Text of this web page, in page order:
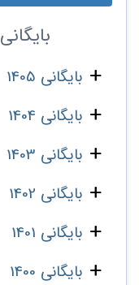
بایگانی
بایگانی 1405
بایگانی 1404
بایگانی 1403
بایگانی 1402
بایگانی 1401
بایگانی 1400